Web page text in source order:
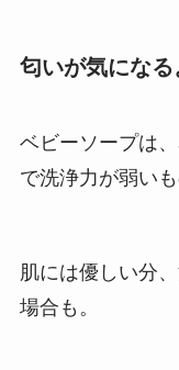
匂いが気にな
ベビーソープは
で洗浄力が弱い
肌には優しい分
場合も。